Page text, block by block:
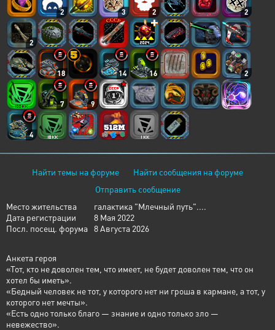
2 3 2 2
2
18 14 16 2
7 9
4
Найти темы на форуме
Найти сообщения на форуме
Отправить сообщение
Место жительства
галактика "Млечный путь"....
Дата регистрации
8 Мая 2022
Посл. посещ. форума 8 Августа 2026
Анкета героя
«Тот, кто не доволен тем, что имеет, не будет доволен тем, что он
хотел бы иметь».
«Бедный человек не тот, у которого нет ни гроша в кармане, а тот, у
которого нет мечты».
«Есть одно только благо — знание и одно только зло —
невежество».